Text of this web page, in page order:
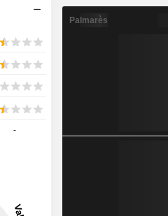
-
Palmarès